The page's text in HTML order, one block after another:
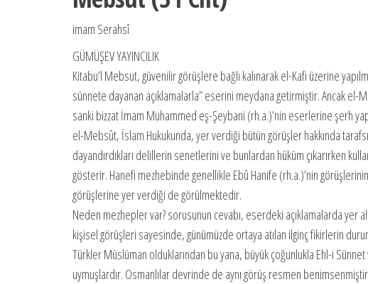
imam Serahsî
GÜMÜŞEV YAYINCILIK
Kitabu’l Mebsut, güvenilir görüşlere bağlı kalınarak el-Kafi üzerine
sünnete dayanan açıklamalarla” eserini meydana getirmiştir. Ancak el-
sanki bizzat İmam Muhammed eş-Şeybani (rh.a.)’nin eserlerine şerh
el-Mebsût, İslam Hukukunda, yer verdiği bütün görüşler hakkında
dayandırdıkları delillerin senetlerini ve bunlardan hüküm çıkarırken
gösterir. Hanefi mezhebinde genellikle Ebû Hanife (rh.a.)’nin
görüşlerine yer verdiği de görülmektedir.
Neden mezhepler var? sorusunun cevabı, eserdeki açıklamalarda yer
kişisel görüşleri sayesinde, günümüzde ortaya atılan ilginç fikirlerin
Türkler Müslüman olduklarından bu yana, büyük çoğunlukla Ehl-i
uymuşlardır. Osmanlılar devrinde de aynı görüş resmen